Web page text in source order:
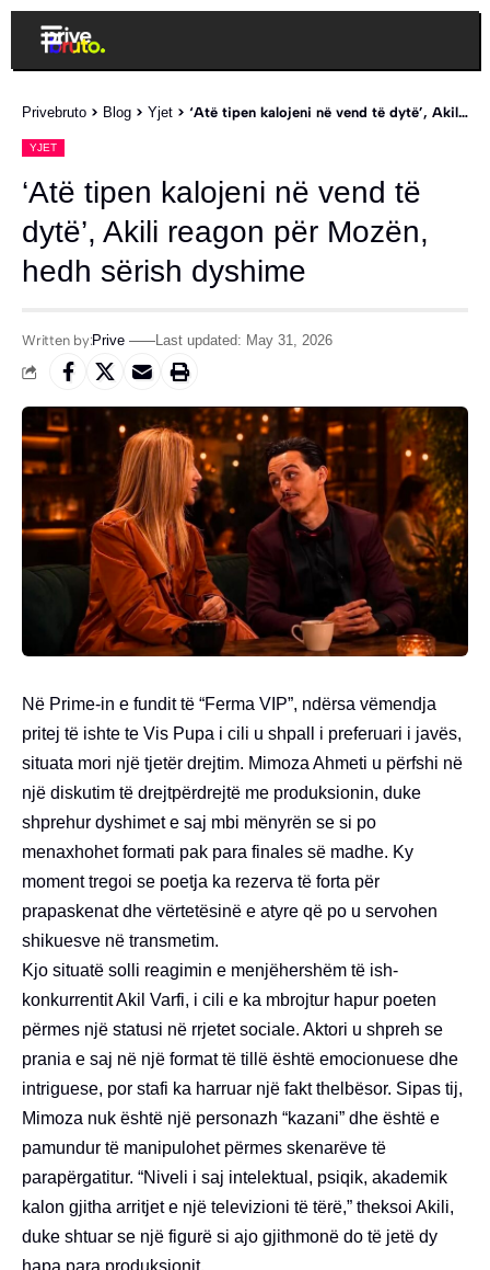
Privebruto > Blog > Yjet > ‘Atë tipen kalojeni në vend të dytë’, Akili reagon për Mozën, hedh sërish dyshime
YJET
‘Atë tipen kalojeni në vend të
dytë’, Akili reagon për Mozën,
hedh sërish dyshime
Written by:Prive Last updated: May 31, 2026
Në Prime-in e fundit të “Ferma VIP”, ndërsa vëmendja
pritej të ishte te Vis Pupa i cili u shpall i preferuari i javës,
situata mori një tjetër drejtim. Mimoza Ahmeti u përfshi në
një diskutim të drejtpërdrejtë me produksionin, duke
shprehur dyshimet e saj mbi mënyrën se si po
menaxhohet formati pak para finales së madhe. Ky
moment tregoi se poetja ka rezerva të forta për
prapaskenat dhe vërtetësinë e atyre që po u servohen
shikuesve në transmetim.
Kjo situatë solli reagimin e menjëhershëm të ish-
konkurrentit Akil Varfi, i cili e ka mbrojtur hapur poeten
përmes një statusi në rrjetet sociale. Aktori u shpreh se
prania e saj në një format të tillë është emocionuese dhe
intriguese, por stafi ka harruar një fakt thelbësor. Sipas tij,
Mimoza nuk është një personazh “kazani” dhe është e
pamundur të manipulohet përmes skenarëve të
parapërgatitur. “Niveli i saj intelektual, psiqik, akademik
kalon gjitha arritjet e një televizioni të tërë,” theksoi Akili,
duke shtuar se një figurë si ajo gjithmonë do të jetë dy
hapa para produksionit.